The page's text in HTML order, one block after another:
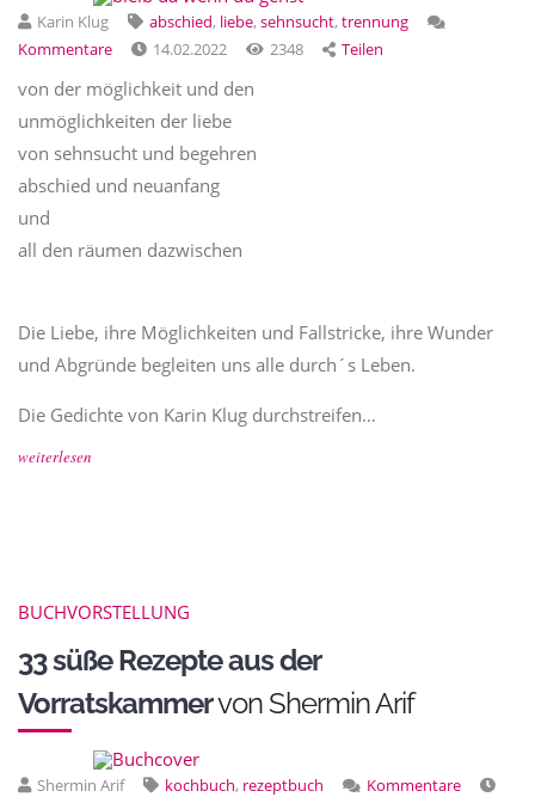
Karin Klug abschied, liebe, sehnsucht, trennung
Kommentare
14.02.2022 2348 Teilen
von der möglichkeit und den
unmöglichkeiten der liebe
von sehnsucht und begehren
abschied und neuanfang
und
all den räumen dazwischen
Die Liebe, ihre Möglichkeiten und Fallstricke, ihre Wunder
und Abgründe begleiten uns alle durch´s Leben.
Die Gedichte von Karin Klug durchstreifen…
weiterlesen
BUCHVORSTELLUNG
33 süße Rezepte aus der
Vorratskammervon Shermin Arif
Shermin Arif kochbuch, rezeptbuch
Kommentare